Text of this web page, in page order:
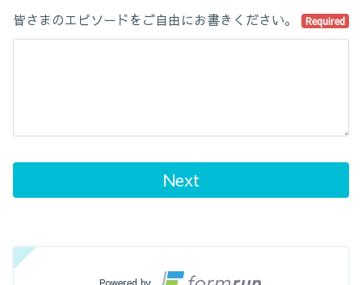
皆さまのエピソードをご自由にお書きください。
Required
Next